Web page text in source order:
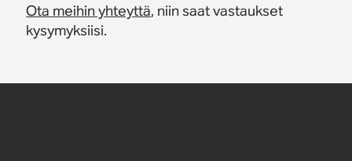
Ota meihin yhteyttä, niin saat vastaukset
kysymyksiisi.